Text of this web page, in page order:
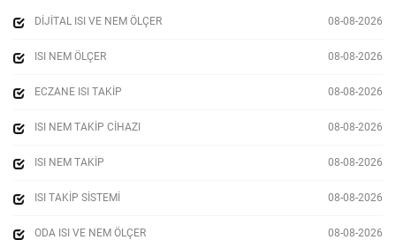
DIJITAL ISI VE NEM ÖLÇER 08-08-2026
ISI NEM ÖLÇER 08-08-2026
ECZANE ISI TAKIP 08-08-2026
ISI NEM TAKIP CIHAZI 08-08-2026
ISI NEM TAKIP 08-08-2026
ISI TAKIP SISTEMI 08-08-2026
ODA ISI VE NEM ÖLÇER 08-08-2026